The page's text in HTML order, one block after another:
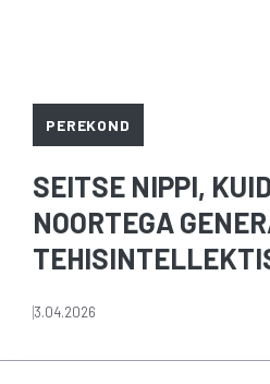
PEREKOND
SEITSE NIPPI,
NOORTEGA
3.04.2026